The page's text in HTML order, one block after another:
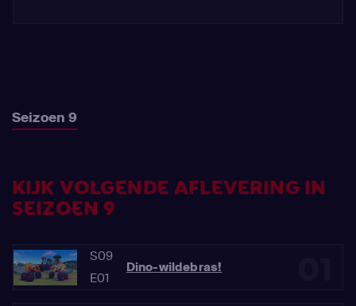
Seizoen 9
KIJK VOLGENDE AFLEVERING IN
SEIZOEN 9
S09
E01
Dino-wildebras!